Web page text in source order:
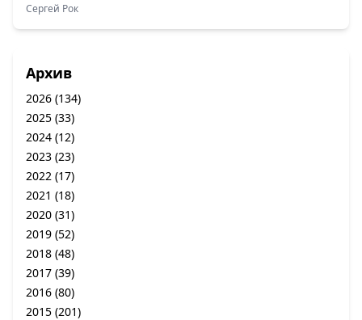
Сергей Рок
Архив
2026 (134)
2025 (33)
2024 (12)
2023 (23)
2022 (17)
2021 (18)
2020 (31)
2019 (52)
2018 (48)
2017 (39)
2016 (80)
2015 (201)